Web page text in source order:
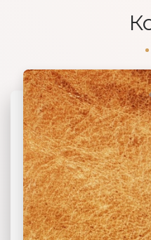
04 ЗАМША
03 ИСКУССТВЕННАЯ